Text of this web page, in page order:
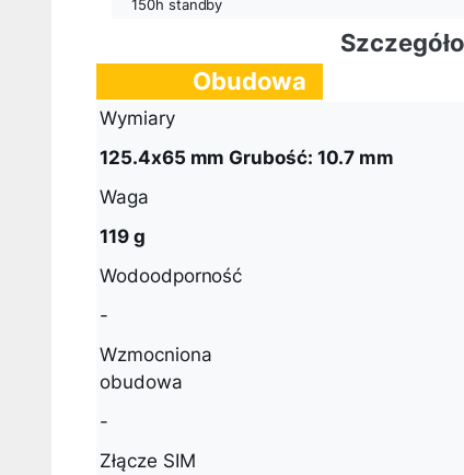
150h standby
Obudowa
Wymiary
125.4x65 mm Grubość: 10.7 mm
Waga
119 g
Wodoodporność
-
Wzmocniona
obudowa
-
Złącze SIM